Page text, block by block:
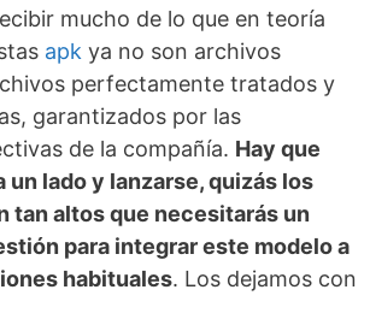
mucho de lo que en teoría
apk ya no son archivos
perfectamente tratados y
garantizados por las
de la compañía. Hay que
un lado y lanzarse, quizás los
tan altos que necesitarás un
para integrar este modelo a
habituales. Los dejamos con